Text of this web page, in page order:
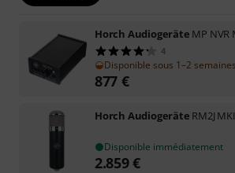
Horch Audiogeräte MP NVR
4
Disponible sous 1–2 semaines
877 €
Horch Audiogeräte RM2J
Disponible immédiatement
2.859€